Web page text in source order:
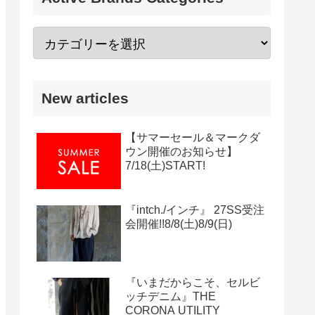
New articles
【サマーセール＆マークダ
ウン開催のお知らせ】
7/18(土)START!
『intch./インチ』 27SS受注
会開催!!8/8(土)8/9(日)
『いまだからこそ、セルビ
ッチデニム』THE
CORONA UTILITY